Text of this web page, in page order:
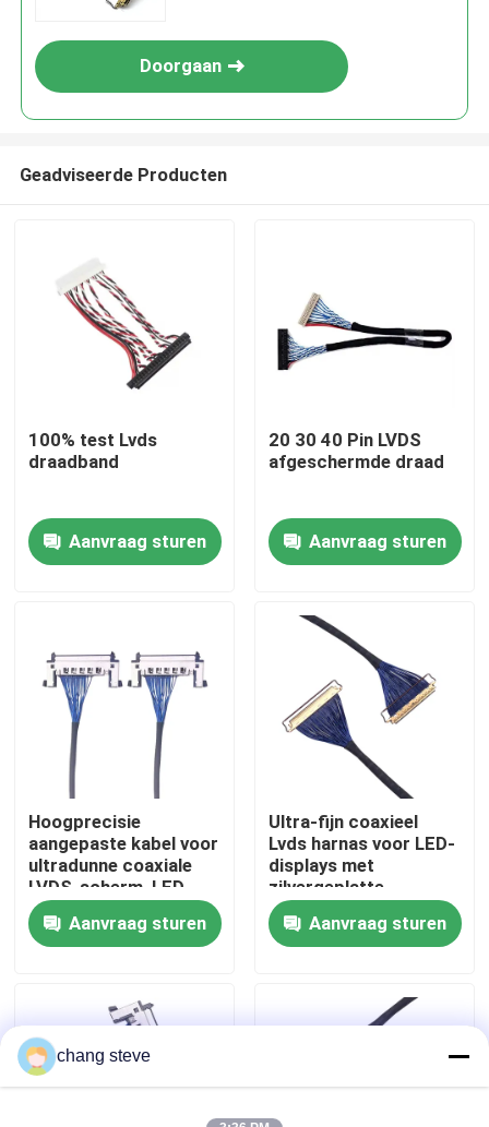
Producten
Fabrieksreis
Kwaliteitscontrole
Contacteer ons
nieuws
op maat gemaakte kabelsamenstelling
Doorgaan
Geadviseerde Producten
100% test Lvds
draadband
Aanvraag sturen
20 30 40 Pin LVDS
afgeschermde draad
Aanvraag sturen
Hoogprecisie
aangepaste kabel voor
ultradunne coaxiale
LVDS-scherm, LED-
scherm verzilverde
draadoplossingen
Aanvraag sturen
Ultra-fijn coaxieel
Lvds harnas voor LED-
displays met
zilvergeplatte
vergrendeling,
betrouwbare
producenten van
Aanvraag sturen
chang steve